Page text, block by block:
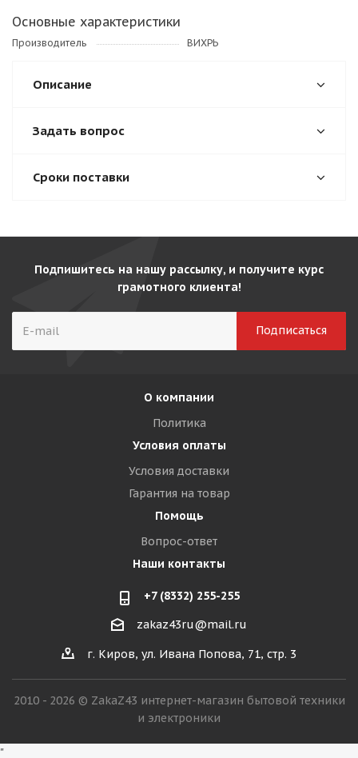
Основные характеристики
Производитель ВИХРЬ
Описание
Задать вопрос
Сроки поставки
Подпишитесь на нашу рассылку, и получите курс
грамотного клиента!
О компании
Политика
Условия оплаты
Условия доставки
Гарантия на товар
Помощь
Вопрос-ответ
Наши контакты
+7 (8332) 255-255
zakaz43ru@mail.ru
г. Киров, ул. Ивана Попова, 71, стр. 3
2010 - 2026 © ZakaZ43 интернет-магазин бытовой техники
и электроники
"